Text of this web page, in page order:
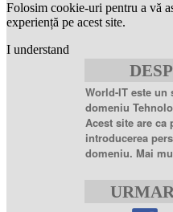
mglevitra
20mg
pricesildenafil
sildenafil
sildenafil
sildenafil
Folosim cookie-uri pentru a vă
experiență pe acest site.
I understand
World-IT este un
domeniu
Acest site are ca
introducerea
domeniu. Mai